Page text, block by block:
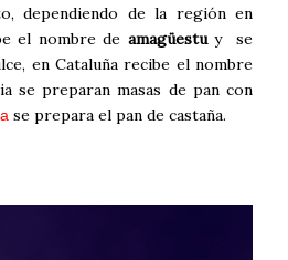
dependiendo de la región en
el nombre de amagüestu y se
en Cataluña recibe el nombre
se preparan masas de pan con
se prepara el pan de castaña.